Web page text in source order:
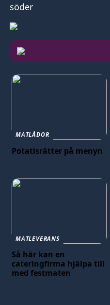
söder
MATLÅDOR
Potatisrätter på menyn
MATLEVERANS
Så här kan en
cateringfirma hjälpa till
med festmaten